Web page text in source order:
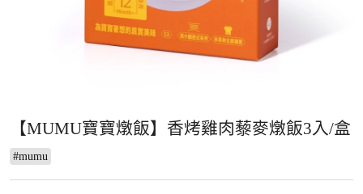
【MUMU寶寶燉飯】香烤雞肉藜麥燉飯3入/盒
#mumu